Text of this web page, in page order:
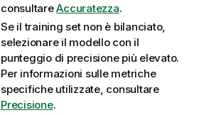
consultareAccuratezza.
Se il training set non è bilanciato,
selezionare il modello con il
punteggio di precisione più elevato.
Per informazioni sulle metriche
specifiche utilizzate, consultare
Precisione.